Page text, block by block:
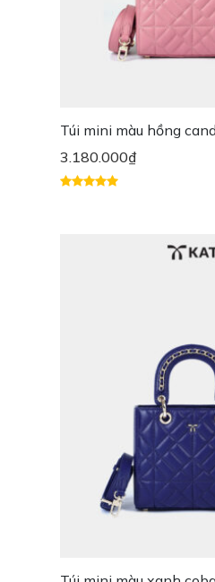
Túi mini màu hồng
3.180.000₫